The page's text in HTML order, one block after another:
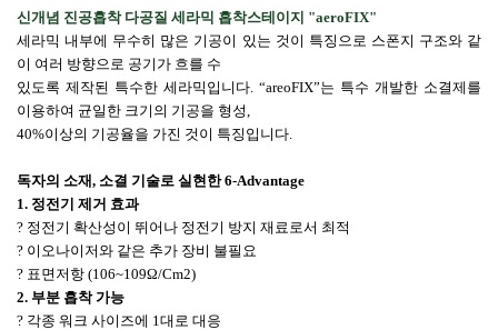
신개념 진공흡착 다공질 세라믹 흡착스테이지 "aeroFIX"
세라믹 내부에 무수히 많은 기공이 있는 것이 특징으로 스폰지 구조와 같
이 여러 방향으로 공기가 흐를 수
있도록 제작된 특수한 세라믹입니다. “areoFIX”는 특수 개발한 소결제를
이용하여 균일한 크기의 기공을 형성,
40%이상의 기공율을 가진 것이 특징입니다.
독자의 소재, 소결 기술로 실현한6-Advantage
1. 정전기 제거 효과
? 정전기 확산성이 뛰어나 정전기 방지 재료로서 최적
? 이오나이저와 같은 추가 장비 불필요
? 표면저항 (106~109Ω/Cm2)
2. 부분 흡착 가능
? 각종 워크 사이즈에 1대로 대응